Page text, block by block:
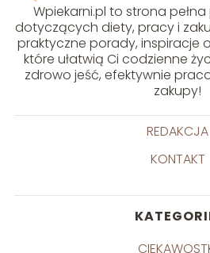
Wpiekarni.pl to strona
dotyczących diety, pracy i
praktyczne porady, inspiracje
które ułatwią Ci codzienne
zdrowo jeść, efektywnie
zakupy!
REDAKCJA
KONTAKT